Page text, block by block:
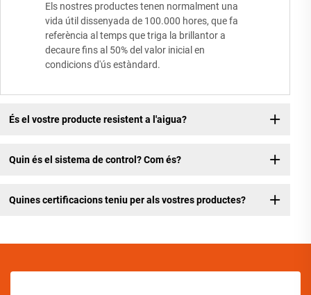
Els nostres productes tenen normalment una
vida útil dissenyada de 100.000 hores, que fa
referència al temps que triga la brillantor a
decaure fins al 50% del valor inicial en
condicions d'ús estàndard.
És el vostre producte resistent a l'aigua?
Quin és el sistema de control? Com és?
Quines certificacions teniu per als vostres productes?